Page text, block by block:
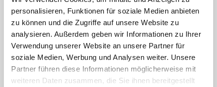
personalisieren, Funktionen für soziale Medien anbieten
zu können und die Zugriffe auf unsere Website zu
analysieren. Außerdem geben wir Informationen zu Ihrer
Verwendung unserer Website an unsere Partner für
soziale Medien, Werbung und Analysen weiter. Unsere
Partner führen diese Informationen möglicherweise mit
weiteren Daten zusammen, die Sie ihnen bereitgestellt